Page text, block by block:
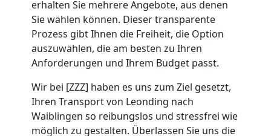
erhalten Sie mehrere Angebote, aus denen
Sie wählen können. Dieser transparente
Prozess gibt Ihnen die Freiheit, die Option
auszuwählen, die am besten zu Ihren
Anforderungen und Ihrem Budget passt.
Wir bei [ZZZ] haben es uns zum Ziel gesetzt,
Ihren Transport von Leonding nach
Waiblingen so reibungslos und stressfrei wie
möglich zu gestalten. Überlassen Sie uns die
Umzug
Mann